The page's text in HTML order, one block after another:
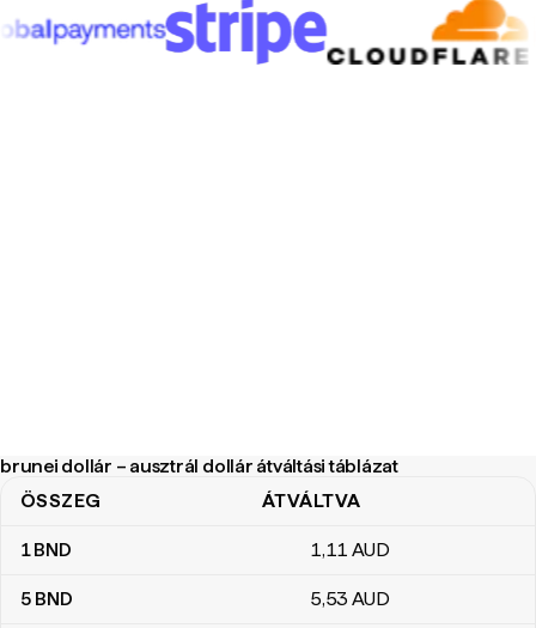
brunei dollár – ausztrál dollár átváltási táblázat
brunei dollár – ausztrál dollár átváltási táblázat
ÖSSZEG ÁTVÁLTVA
1BND 1,11 AUD
5 BND 5,53 AUD